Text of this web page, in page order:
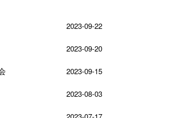
2023-09-22
2023-09-20
2023-09-15
2023-08-03